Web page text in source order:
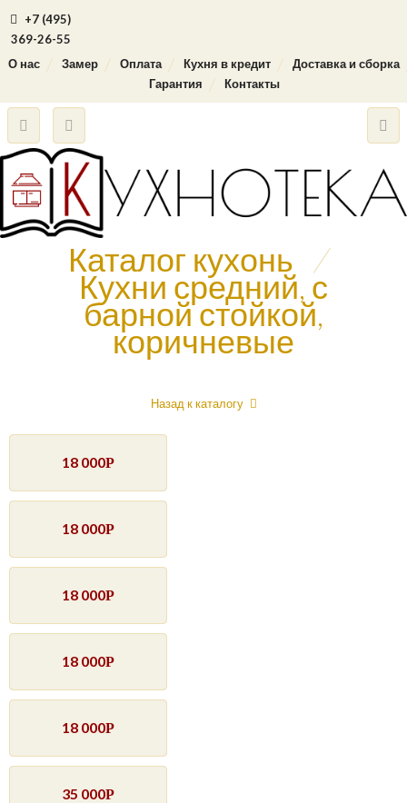
+7 (495)
369-26-55
О нас
Замер Оплата Кухня в кредит
Доставка и сборка
Гарантия
Контакты
Каталог кухонь /
Кухни средний, с
барной стойкой,
коричневые
Назад к каталогу
18 000Р
18 000Р
18 000Р
18 000Р
18 000Р
35 000Р